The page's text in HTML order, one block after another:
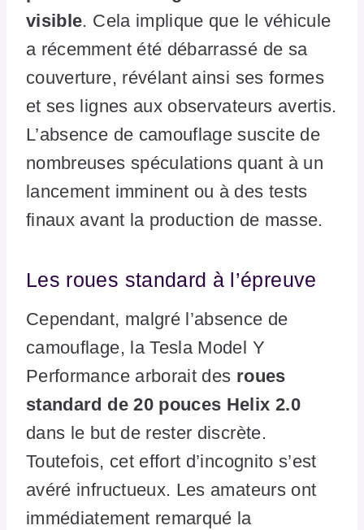
visible. Cela implique que le véhicule
a récemment été débarrassé de sa
couverture, révélant ainsi ses formes
et ses lignes aux observateurs avertis.
L’absence de camouflage suscite de
nombreuses spéculations quant à un
lancement imminent ou à des tests
finaux avant la production de masse.
Les roues standard à l’épreuve
Cependant, malgré l’absence de
camouflage, la Tesla Model Y
Performance arborait des roues
standard de 20 pouces Helix 2.0
dans le but de rester discrète.
Toutefois, cet effort d’incognito s’est
avéré infructueux. Les amateurs ont
immédiatement remarqué la